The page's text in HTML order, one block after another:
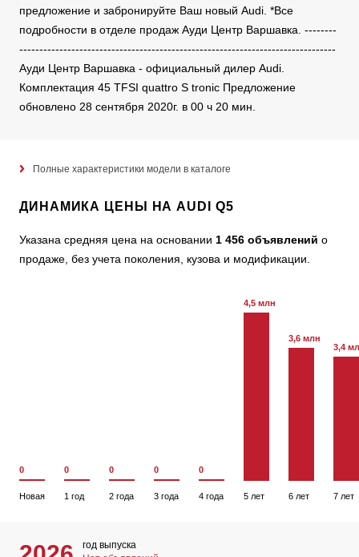
предложение и забронируйте Ваш новый Audi. *Все
подробности в отделе продаж Ауди Центр Варшавка. --------
-------------------------------------------------------------------------------
Ауди Центр Варшавка - официальный дилер Audi.
Комплектация 45 TFSI quattro S tronic Предложение
обновлено 28 сентября 2020г. в 00 ч 20 мин.
Полные характеристики модели в каталоге
ДИНАМИКА ЦЕНЫ НА AUDI Q5
Указана средняя цена на основании 1 456 объявлений о
продаже, без учета поколения, кузова и модификации.
0
Новая
0
1 год
0
2 года
0
3 года
0
4 года
4,5 млн
5 лет
3,6 млн
6 лет
3,4
7 лет
год выпуска